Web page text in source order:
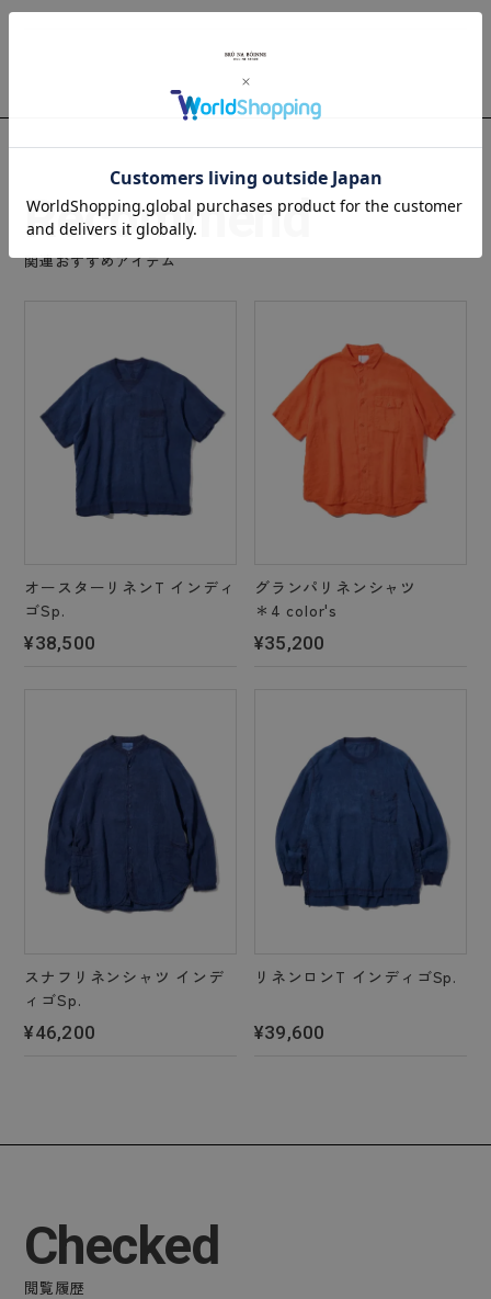
Recommend
関連おすすめアイテム
オースターリネンT インディ
ゴSp.
¥38,500
グランパリネンシャツ
＊4 color's
¥35,200
スナフリネンシャツ インデ
ィゴSp.
¥46,200
リネンロンT インディゴSp.
¥39,600
Checked
閲覧履歴